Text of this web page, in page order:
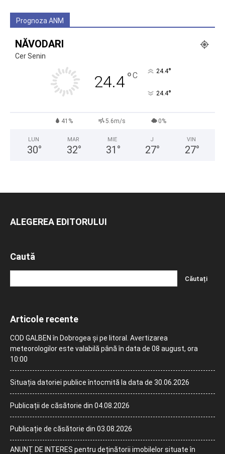
Prognoza ANM
NĂVODARI
Cer Senin
24.4°C 24.4°
24.4°
41% 5.6m/s 0%
LUN
30°
MAR
32°
MIE
31 °
J
27°
VIN
27°
ALEGEREA EDITORULUI
Caută
Articole recente
COD GALBEN în Dobrogea și pe litoral. Avertizarea
meteorologilor este valabilă până în data de 08 august, ora
10:00
Situația datoriei publice întocmită la data de 30.06.2026
Publicații de căsătorie din 04.08.2026
Publicație de căsătorie din 03.08.2026
ANUNȚ DE INTERES pentru deținătorii imobilelor situate în